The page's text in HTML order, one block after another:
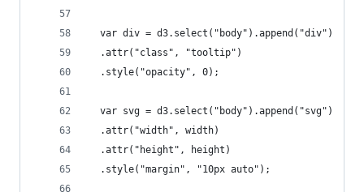
  var div = d3.select("body").append("div")
  .attr("class", "tooltip")
  .style("opacity", 0);
  var svg = d3.select("body").append("svg")
  .attr("width", width)
  .attr("height", height)
  .style("margin", "10px auto");